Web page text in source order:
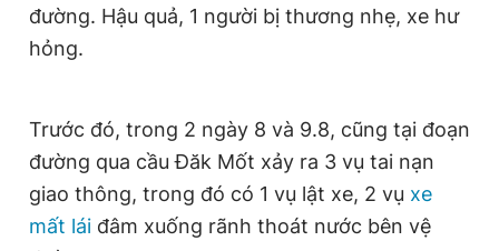
Giấy phép xuất bản số 110/GP - BTTTT cấp ngày 24.3.2020
© 2003-2026 Bản quyền thuộc về Báo Thanh Niên. Cấm sao
chép dưới mọi hình thức nếu không có sự chấp thuận bằng văn
đường. Hậu quả, 1 người bị thương nhẹ, xe hư
hỏng.
Trước đó, trong 2 ngày 8 và 9.8, cũng tại đoạn
đường qua cầu Đăk Mốt xảy ra 3 vụ tai nạn
giao thông, trong đó có 1 vụ lật xe, 2 vụ xe
mất lái đâm xuống rãnh thoát nước bên vệ